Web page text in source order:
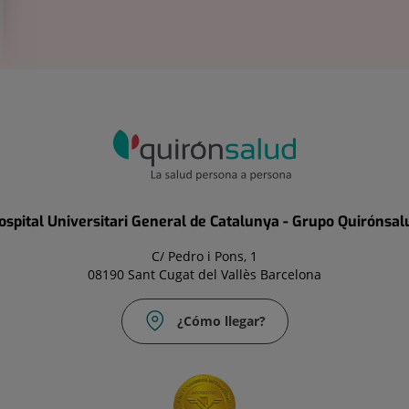
Universitari General de Catalunya - Grupo
C/ Pedro i Pons, 1
08190 Sant Cugat del Vallès Barcelona
¿Cómo llegar?